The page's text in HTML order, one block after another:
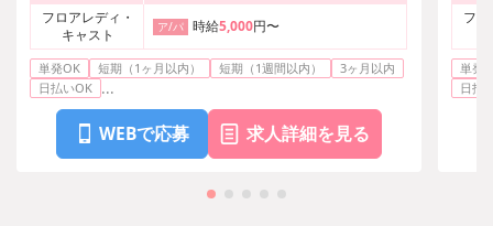
フロアレディ・
キャスト
ア/パ 時給5,000円〜
単発OK 短期（1ヶ月以内） 短期（1週間以内）
3ヶ月以内
日払いOK ...
WEBで応募 求人詳細を見る
フ
単発
日払